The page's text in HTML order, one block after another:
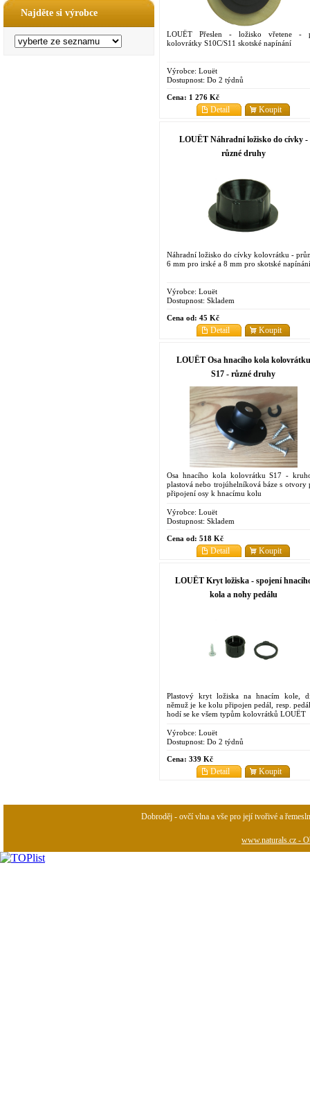
Najděte si výrobce
LOUËT Přeslen - ložisko vřetene -
kolovrátky S10C/S11 skotské napínání
Výrobce: Louët
Dostupnost: Do 2 týdnů
Cena: 1 276 Kč
Koupit
Detail
LOUËT Náhradní ložisko do cívky -
různé druhy
Náhradní ložisko do cívky kolovrátku -
6 mm pro irské a 8 mm pro skotské napínání
Výrobce: Louët
Dostupnost: Skladem
Cena od: 45 Kč
Koupit
Detail
LOUËT Osa hnacího kola kolovrátku
S17 - různé druhy
Osa hnacího kola kolovrátku S17 -
plastová nebo trojúhelníková báze s otvory
připojení osy k hnacímu kolu
Výrobce: Louët
Dostupnost: Skladem
Cena od: 518 Kč
Koupit
Detail
LOUËT Kryt ložiska - spojení
kola a nohy pedálu
Plastový kryt ložiska na hnacím kole,
němuž je ke kolu připojen pedál, resp.
hodí se ke všem typům kolovrátků LOUËT
Výrobce: Louët
Dostupnost: Do 2 týdnů
Cena: 339 Kč
Koupit
Detail
Dobroděj - ovčí vlna a vše pro její tvořivé a
www.naturals.cz -